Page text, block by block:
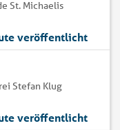
St. Michaelis
veröffentlicht
Stefan Klug
veröffentlicht